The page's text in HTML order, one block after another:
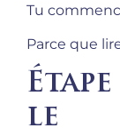
Tu
Parce que
le